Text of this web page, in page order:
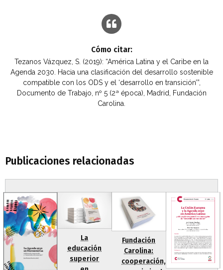
Cómo citar:
Tezanos Vázquez, S. (2019): “América Latina y el Caribe en la
Agenda 2030. Hacia una clasificación del desarrollo sostenible
compatible con los ODS y el ‘desarrollo en transición’”,
Documento de Trabajo, nº 5 (2ª época), Madrid, Fundación
Carolina.
Publicaciones relacionadas
La
educación
superior
Fundación
Carolina:
cooperación,